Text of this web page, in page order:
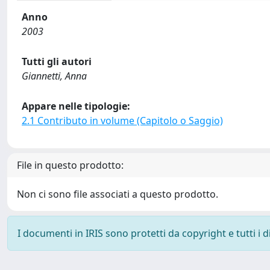
Anno
2003
Tutti gli autori
Giannetti, Anna
Appare nelle tipologie:
2.1 Contributo in volume (Capitolo o Saggio)
File in questo prodotto:
Non ci sono file associati a questo prodotto.
I documenti in IRIS sono protetti da copyright e tutti i